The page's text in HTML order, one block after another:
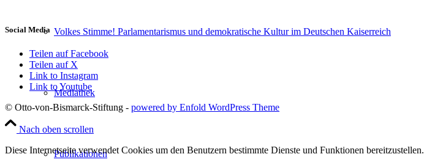
Volkes Stimme! Parlamentarismus und demokratische Kultur im Deutschen Kaiserreich
Mediathek
Publikationen
Social Media
Teilen auf Facebook
Teilen auf X
Link to Instagram
Link to Youtube
© Otto-von-Bismarck-Stiftung - powered by Enfold WordPress Theme
Nach oben scrollen
Diese Internetseite verwendet Cookies um den Benutzern bestimmte Dienste und Funktionen bereitzustellen.